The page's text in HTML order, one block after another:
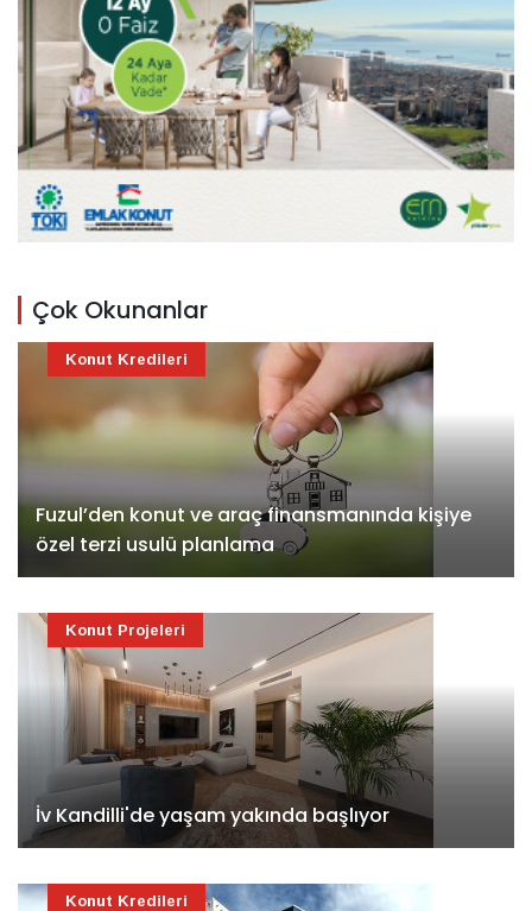
Çok Okunanlar
Fuzul’den konut ve araç finansmanında kişiye
özel terzi usulü planlama
Konut Kredileri
İv Kandilli'de yaşam yakında başlıyor
Konut Projeleri
Konut Kredileri